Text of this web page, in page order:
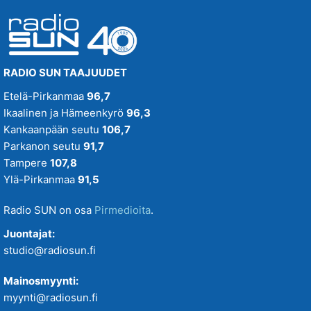
RADIO SUN TAAJUUDET
Etelä-Pirkanmaa 96,7
Ikaalinen ja Hämeenkyrö 96,3
Kankaanpään seutu 106,7
Parkanon seutu 91,7
Tampere 107,8
Ylä-Pirkanmaa 91,5
Radio SUN on osa Pirmedioita.
Juontajat:
studio@radiosun.fi
Mainosmyynti:
myynti@radiosun.fi